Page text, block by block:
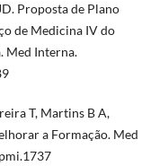
Proposta de Plano
de Medicina IV do
Med Interna.
T, Martins B A,
a Formação. Med